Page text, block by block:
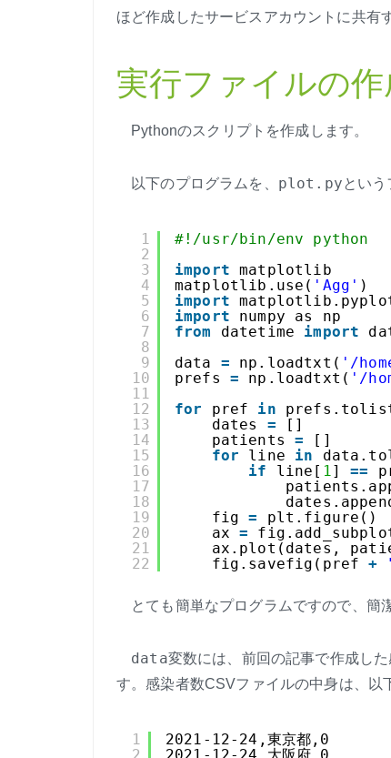
ほど作成したサービスアカウントに共有
実行ファイルの作
Pythonのスクリプトを作成します。
以下のプログラムを、 plot.pyという
1
2
3
4
5
6
7
8
9
10
11
12
13
14
15
16
17
18
19
20
21
22
#!/usr/bin/env python
import matplotlib
matplotlib.use( 'Agg' )
import
import
numpy as np
from
datetime import
data = np.loadtxt( '/
prefs = np.loadtxt( '/
for
pref in
dates =
[]
patients =
[]
for
line in
if
line[ 1 ] ==
fig =
plt.figure()
ax =
ax.plot(dates,
fig.savefig(pref +
とても簡単なプログラムですので、簡
data変数には、前回の記事で作成し
す。感染者数CSVファイルの中身は、以
1
2
2021-12-24,東京都,0
2021-12-24,大阪府,0